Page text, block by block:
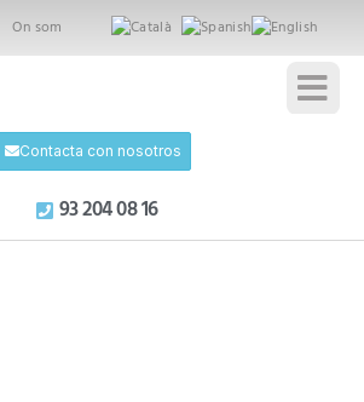
On som
Contacta con nosotros
93 204 08 16